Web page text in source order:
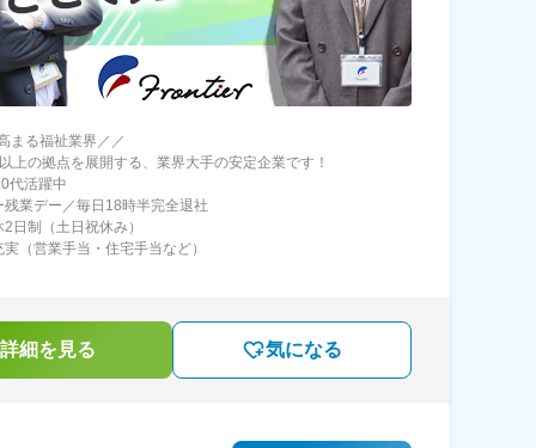
まる福祉業界／／
上の拠点を展開する、業界大手の安定企業です！
代活躍中
残業デー／毎日18時半完全退社
日制（土日祝休み）
（営業手当・住宅手当など）
細を見る 気になる